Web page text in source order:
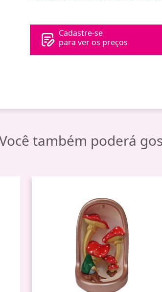
Cadastre-se
para ver os preços
também poderá